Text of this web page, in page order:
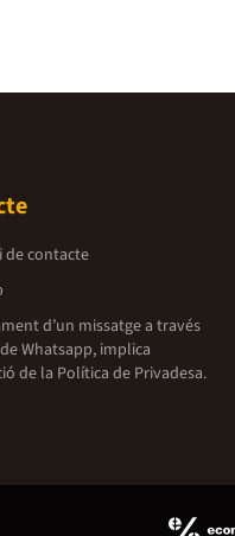
de contacte
d’un missatge a través
Whatsapp, implica
de la Política de Privadesa.